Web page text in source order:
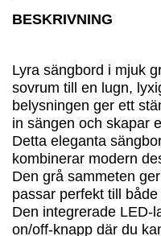
BESKRIVNING
Lyra sängbord i mjuk
sovrum till en lugn,
belysningen ger ett
in sängen och skapar
Detta eleganta
kombinerar modern
Den grå sammeten
passar perfekt till
Den integrerade LED-
on/off-knapp där du